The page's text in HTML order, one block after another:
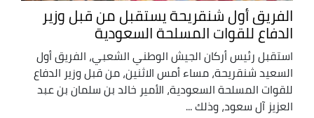
الفريق أول شنقريحة يستقبل من قبل وزير
الدفاع للقوات المسلحة السعودية
استقبل رئيس أركان الجيش الوطني الشعبي، الفريق أول
السعيد شنقريحة، مساء أمس الاثنين، من قبل وزير الدفاع
للقوات المسلحة السعودية، الأمير خالد بن سلمان بن عبد
العزيز آل سعود، وذلك ...